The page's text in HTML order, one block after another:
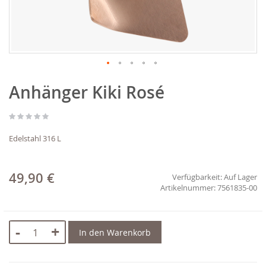
Anfang
der
springen
Anhänger Kiki Rosé
Edelstahl 316 L
49,90 € Verfügbarkeit:Auf Lager
7561835-00
- + In den Warenkorb